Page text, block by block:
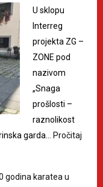
U sklopu
Interreg
projekta ZG –
ZONE pod
nazivom
„Snaga
prošlosti –
raznolikost
garda…
Pročitaj
godina karatea u